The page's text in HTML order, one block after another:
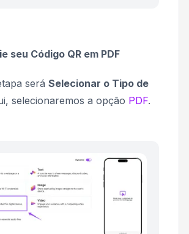
seu Código QR em PDF
será Selecionar o Tipo de
selecionaremos a opção PDF.